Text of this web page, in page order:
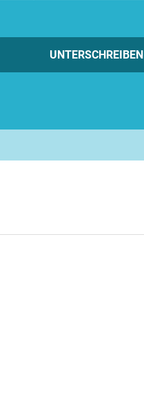
UNTERSCHREIBEN